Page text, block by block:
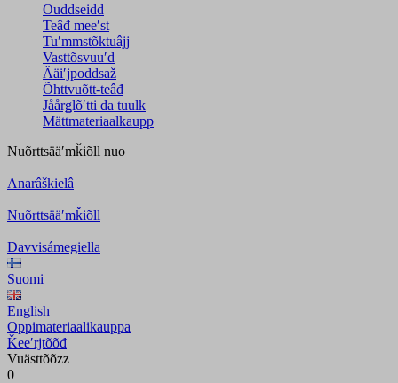
Ouddseidd
Teâđ meeʹst
Tuʹmmstõktuâjj
Vasttõsvuuʹd
Ääiʹjpoddsaž
Õhttvuõtt-teâđ
Jåårǥlõʹtti da tuulk
Mättmateriaalkaupp
Nuõrttsääʹmǩiõll nuo
Anarâškielâ
Nuõrttsääʹmǩiõll
Davvisámegiella
Suomi
English
Oppimateriaalikauppa
Ǩeeʹrjtõõđ
Vuästtõõzz
0